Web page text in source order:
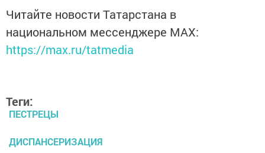
Читайте новости Татарстана в
национальном мессенджере MАХ:
https://max.ru/tatmedia
Теги:
ПЕСТРЕЦЫ
ДИСПАНСЕРИЗАЦИЯ